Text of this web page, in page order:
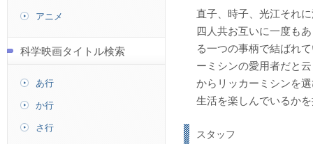
直子、時子、光江それ
四人共お互いに一度も
る一つの事柄で結ばれ
ーミシンの愛用者だと
からリッカーミシンを
生活を楽しんでいるか
スタッフ
アニメ
科学映画タイトル検索
あ行
か行
さ行